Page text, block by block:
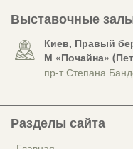
Выставочные
Киев, Правый
М «Почайна»
пр-т Степана
Разделы сайта